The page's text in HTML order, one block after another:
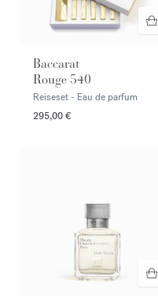
Baccarat
Rouge 540
Reiseset - Eau de parfum
295,00 €